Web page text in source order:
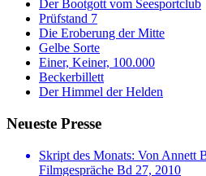
Der Bootgott vom Seesportclub
Prüfstand 7
Die Eroberung der Mitte
Gelbe Sorte
Einer, Keiner, 100.000
Beckerbillett
Der Himmel der Helden
Neueste Presse
Skript des Monats: Von Annett
Filmgespräche Bd 27, 2010